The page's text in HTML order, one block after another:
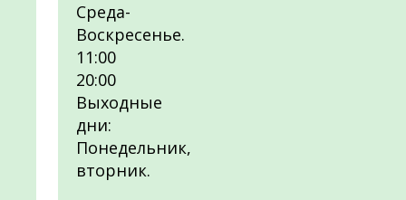
Среда-
Воскресенье.
11:00
20:00
Выходные
дни:
Понедельник,
вторник.